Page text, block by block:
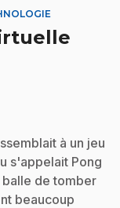
à un jeu
s'appelait Pong
de tomber
beaucoup